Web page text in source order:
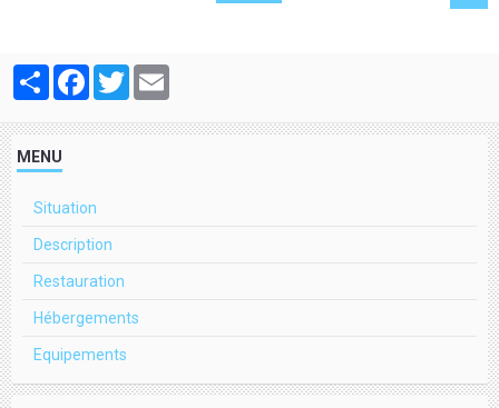
PartagerFacebook
Twitter
MENU
Situation
Description
Restauration
Hébergements
Equipements